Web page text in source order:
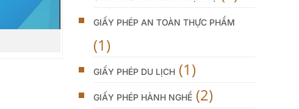
GIẤY PHÉP AN TOÀN THỰC PHẨM
(1)
GIẤY PHÉP DU LỊCH (1)
GIẤY PHÉP HÀNH NGHỀ (2)